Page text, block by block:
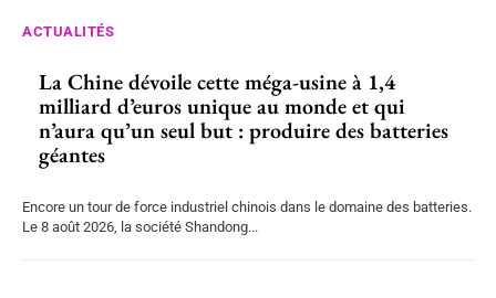
ACTUALITÉS
La Chine dévoile cette méga-usine à 1,4
milliard d’euros unique au monde et qui
n’aura qu’un seul but : produire des batteries
géantes
Encore un tour de force industriel chinois dans le domaine des batteries.
Le 8 août 2026, la société Shandong...